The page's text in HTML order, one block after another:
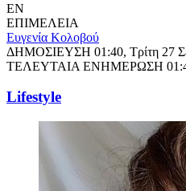
EN
ΕΠΙΜΕΛΕΙΑ
Ευγενία Κολοβού
ΔΗΜΟΣΙΕΥΣΗ 01:40, Τρίτη 27
ΤΕΛΕΥΤΑΙΑ ΕΝΗΜΕΡΩΣΗ
Lifestyle